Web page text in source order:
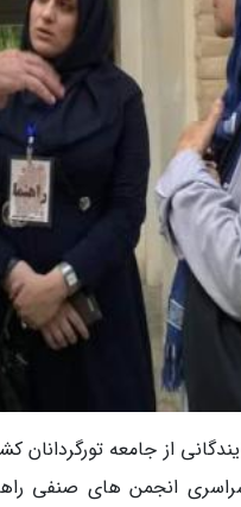
از جامعه تورگردانان
انجمن های صنفی